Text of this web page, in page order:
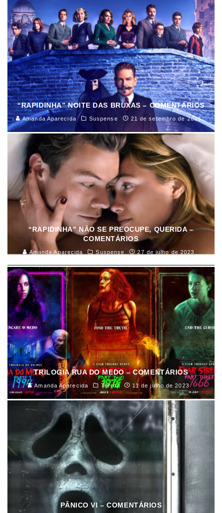
“RAPIDINHA” NOITE DAS BRUXAS – COMENTÁRIOS
Amanda Aparecida Suspense 21 de setembro de 2023
“RAPIDINHA” NÃO SE PREOCUPE, QUERIDA –
COMENTÁRIOS
Amanda Aparecida Suspense 27 de julho de 2023
TRILOGIA RUA DO MEDO – COMENTÁRIOS
Amanda Aparecida Terror 11 de julho de 2023
PÂNICO VI – COMENTÁRIOS